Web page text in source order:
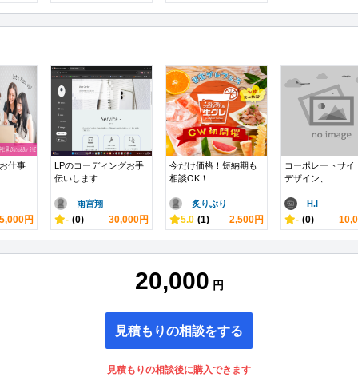
仕事
5,000円
LPのコーディングお手
伝いします
雨宮翔
- (0) 30,000円
今だけ価格！短納期も
相談OK！...
炙りぶり
5.0 (1) 2,500円
コーポレートサイ
デザイン、...
H.I
- (0)
20,000 円
見積もりの相談をする
見積もりの相談後に購入できます